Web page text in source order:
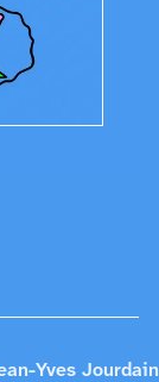
Yves Jourdain